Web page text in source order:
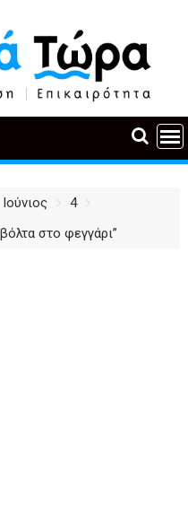
Ιούνιος
4
στο φεγγάρι”